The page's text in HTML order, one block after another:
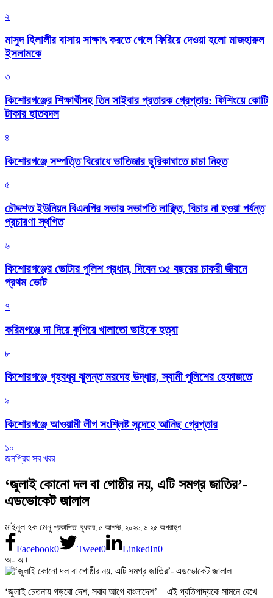
২
মাসুদ হিলালীর বাসায় সাক্ষাৎ করতে গেলে ফিরিয়ে দেওয়া হলো মাজহারুল
ইসলামকে
৩
কিশোরগঞ্জের শিক্ষার্থীসহ তিন সাইবার প্রতারক গ্রেপ্তার: ফিশিংয়ে কোটি
টাকার হাতবদল
৪
কিশোরগঞ্জে সম্পত্তি বিরোধে ভাতিজার ছুরিকাঘাতে চাচা নিহত
৫
চৌদ্দশত ইউনিয়ন বিএনপির সভায় সভাপতি লাঞ্ছিত, বিচার না হওয়া পর্যন্ত
প্রচারণা স্থগিত
৬
কিশোরগঞ্জের ভোটার পুলিশ প্রধান, দিবেন ৩৫ বছরের চাকরী জীবনে
প্রথম ভোট
৭
করিমগঞ্জে দা দিয়ে কুপিয়ে খালাতো ভাইকে হত্যা
৮
কিশোরগঞ্জে গৃহবধূর ঝুলন্ত মরদেহ উদ্ধার, স্বামী পুলিশের হেফাজতে
৯
কিশোরগঞ্জে আওয়ামী লীগ সংশ্লিষ্ট সন্দেহে আনিছ গ্রেপ্তার
১০
জনপ্রিয় সব খবর
‘জুলাই কোনো দল বা গোষ্ঠীর নয়, এটি সমগ্র জাতির’-
এডভোকেট জালাল
মাইনুল হক মেনু প্রকাশিত: বুধবার, ৫ আগস্ট, ২০২৬, ৬:২৫ অপরাহ্ণ
Facebook0 Tweet0 LinkedIn0
অ- অ+
‘জুলাই চেতনায় গড়বো দেশ, সবার আগে বাংলাদেশ’—এই প্রতিপাদ্যকে সামনে রেখে